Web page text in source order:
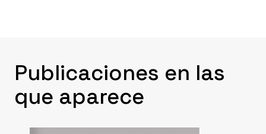
Publicaciones en las
que aparece